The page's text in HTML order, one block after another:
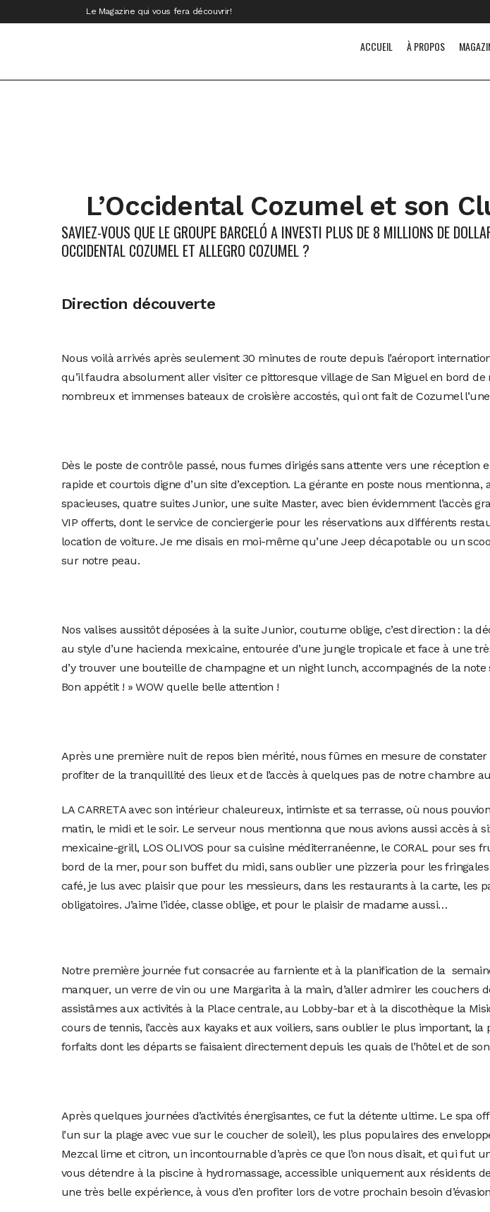
Le Magazine qui vous fera découvrir!
ACCUEIL À PROPOS
L’Occidental Cozumel et son
SAVIEZ-VOUS QUE LE GROUPE BARCELÓ A INVESTI PLUS DE 8 MILLIONS DE
OCCIDENTAL COZUMEL ET ALLEGRO COZUMEL ?
Direction découverte
Nous voilà arrivés après seulement 30 minutes de route depuis l’aéroport
qu’il faudra absolument aller visiter ce pittoresque village de San Miguel en bord
nombreux et immenses bateaux de croisière accostés, qui ont fait de Cozumel
Dès le poste de contrôle passé, nous fumes dirigés sans attente vers une
rapide et courtois digne d’un site d’exception. La gérante en poste nous
spacieuses, quatre suites Junior, une suite Master, avec bien évidemment l’accès
VIP offerts, dont le service de conciergerie pour les réservations aux différents
location de voiture. Je me disais en moi-même qu’une Jeep décapotable ou un
sur notre peau.
Nos valises aussitôt déposées à la suite Junior, coutume oblige, c’est direction : la
au style d’une hacienda mexicaine, entourée d’une jungle tropicale et face à une
d’y trouver une bouteille de champagne et un night lunch, accompagnés de la
Bon appétit ! » WOW quelle belle attention !
Après une première nuit de repos bien mérité, nous fûmes en mesure de
profiter de la tranquillité des lieux et de l’accès à quelques pas de notre chambre
LA CARRETA avec son intérieur chaleureux, intimiste et sa terrasse, où nous
matin, le midi et le soir. Le serveur nous mentionna que nous avions aussi accès à
mexicaine-grill, LOS OLIVOS pour sa cuisine méditerranéenne, le CORAL pour ses
bord de la mer, pour son buffet du midi, sans oublier une pizzeria pour les
café, je lus avec plaisir que pour les messieurs, dans les restaurants à la carte, les
obligatoires. J’aime l’idée, classe oblige, et pour le plaisir de madame aussi…
Notre première journée fut consacrée au farniente et à la planification de la
manquer, un verre de vin ou une Margarita à la main, d’aller admirer les
assistâmes aux activités à la Place centrale, au Lobby-bar et à la discothèque la
cours de tennis, l’accès aux kayaks et aux voiliers, sans oublier le plus important,
forfaits dont les départs se faisaient directement depuis les quais de l’hôtel et de
Après quelques journées d’activités énergisantes, ce fut la détente ultime. Le spa
l’un sur la plage avec vue sur le coucher de soleil), les plus populaires des
Mezcal lime et citron, un incontournable d’après ce que l’on nous disait, et qui fut
vous détendre à la piscine à hydromassage, accessible uniquement aux résidents
une très belle expérience, à vous d’en profiter lors de votre prochain besoin